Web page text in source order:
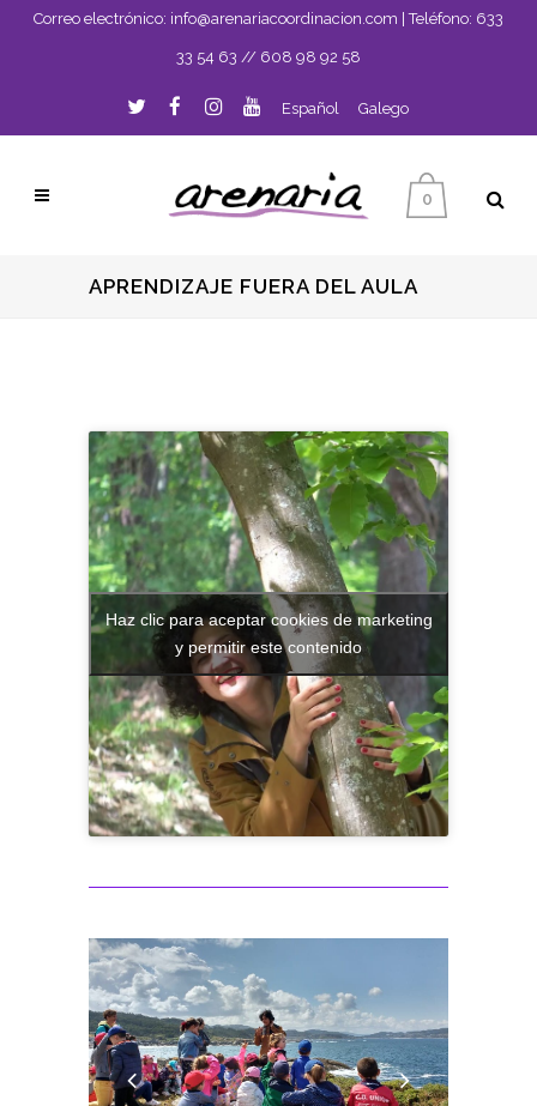
Correo electrónico: info@arenariacoordinacion.com | Teléfono: 633
33 54 63 // 608 98 92 58
Español Galego
0
APRENDIZAJE FUERA DEL AULA
Haz clic para aceptar cookies de marketing
y permitir este contenido